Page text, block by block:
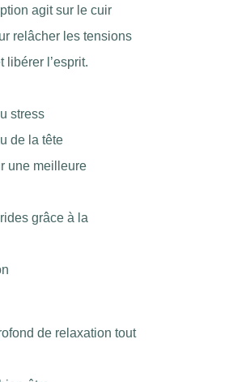
agit sur le cuir
relâcher les tensions
libérer l’esprit.
stress
de la tête
une meilleure
grâce à la
de relaxation tout